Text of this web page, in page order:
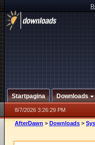
Startpagina Downloads
8/7/2026 3:26:29 PM
AfterDawn > Downloads >